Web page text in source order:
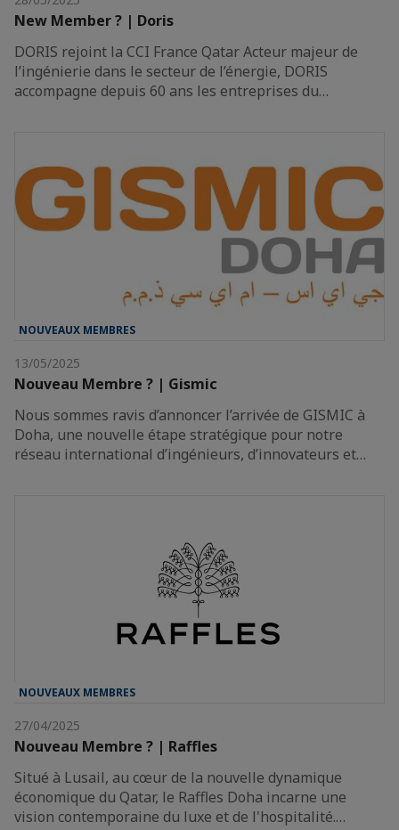
New Member ? | Doris
DORIS rejoint la CCI France Qatar Acteur majeur de
l’ingénierie dans le secteur de l’énergie, DORIS
accompagne depuis 60 ans les entreprises du…
NOUVEAUX MEMBRES
13/05/2025
Nouveau Membre ? | Gismic
Nous sommes ravis d’annoncer l’arrivée de GISMIC à
Doha, une nouvelle étape stratégique pour notre
réseau international d’ingénieurs, d’innovateurs et…
NOUVEAUX MEMBRES
27/04/2025
Nouveau Membre ? | Raffles
Situé à Lusail, au cœur de la nouvelle dynamique
économique du Qatar, le Raffles Doha incarne une
vision contemporaine du luxe et de l'hospitalité.…